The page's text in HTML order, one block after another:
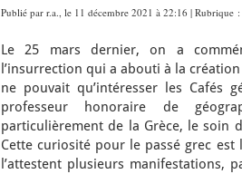
Publié par r.a., le 11 décembre 2021 à 22:16 | Rubrique :
Le 25 mars dernier, on a
l’insurrection qui a abouti à la
ne pouvait qu’intéresser les Cafés
professeur honoraire de
particulièrement de la Grèce, le soin
Cette curiosité pour le passé grec est
l’attestent plusieurs manifestations,